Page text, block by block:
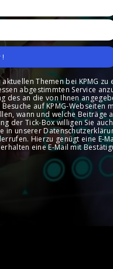
Themen bei KPMG zu
abgestimmten Service
des an die von Ihnen
auf KPMG-Webseiten
wann und welche Beiträge
der Tick-Box willigen Sie
in unserer
Hierzu genügt eine E-
eine E-Mail mit